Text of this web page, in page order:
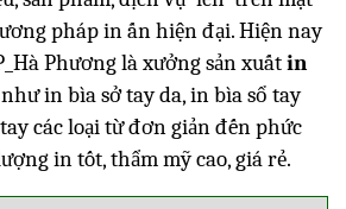
pháp in ấn hiện đại. Hiện nay
Phương là xưởng sản xuấtin
in bìa sở tay da, in bìa sổ tay
các loại từ đơn giản đến phức
in tốt, thẩm mỹ cao, giá rẻ.